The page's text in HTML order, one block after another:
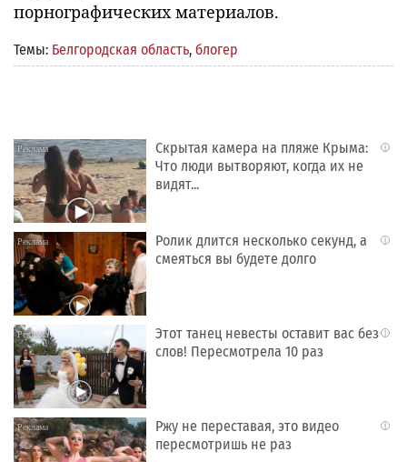
порнографических материалов.
Темы: Белгородская область, блогер
i
Скрытая камера на пляже Крыма:
Что люди вытворяют, когда их не
видят...
i
Ролик длится несколько секунд, а
смеяться вы будете долго
i
Этот танец невесты оставит вас без
слов! Пересмотрела 10 раз
i
Ржу не переставая, это видео
пересмотришь не раз